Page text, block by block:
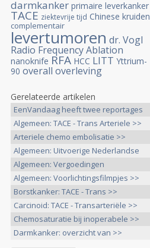
darmkanker primaire leverkanker
TACE ziektevrije tijd Chinese kruiden
complementair
levertumoren dr. Vogl
Radio Frequency Ablation
nanoknife RFA HCC LITT Yttrium-
90 overall overleving
Gerelateerde artikelen
EenVandaag heeft twee reportages
>>
Algemeen: TACE - Trans Arteriele >>
Arteriele chemo embolisatie >>
Algemeen: Uitvoerige Nederlandse
>>
Algemeen: Vergoedingen
behandelingen >>
Algemeen: Voorlichtingsfilmpjes >>
Borstkanker: TACE - Trans >>
Carcinoid: TACE - Transarteriële >>
Chemosaturatie bij inoperabele >>
Darmkanker: overzicht van >>